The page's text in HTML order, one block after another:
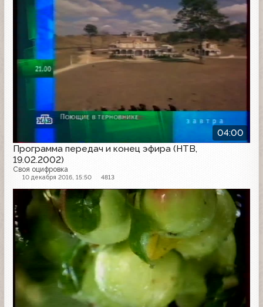
04:00
Программа передач и конец эфира (НТВ,
19.02.2002)
Своя оцифровка
10 декабря 2016, 15:50 4813
Конец эфира